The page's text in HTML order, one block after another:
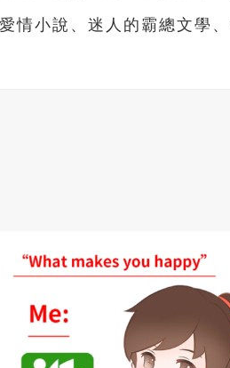
情小說、迷人的霸總文學